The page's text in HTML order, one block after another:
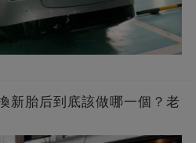
新胎后到底該做哪一個？老